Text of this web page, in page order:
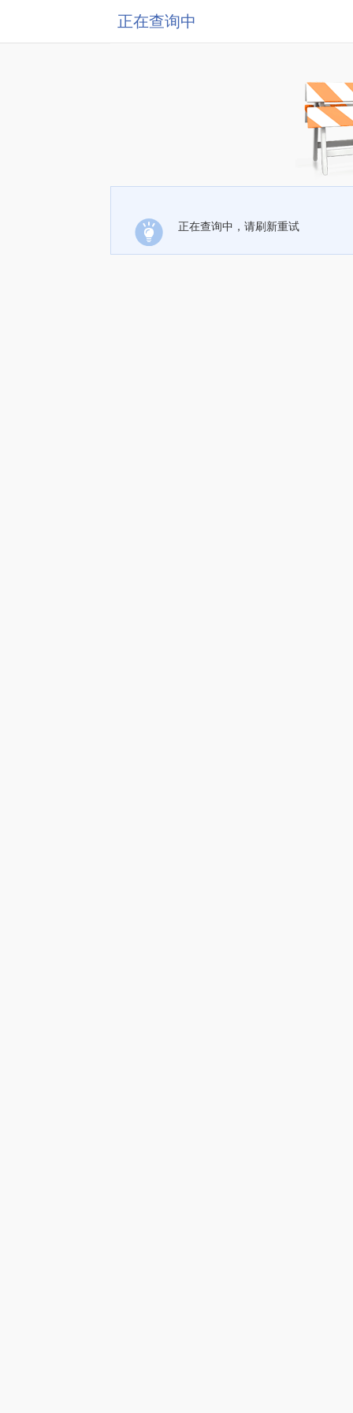
正在查询中
正在查询中，请刷新重试